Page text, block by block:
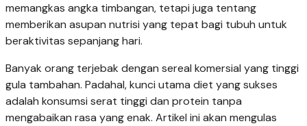
memangkas angka timbangan, tetapi juga tentang
memberikan asupan nutrisi yang tepat bagi tubuh untuk
beraktivitas sepanjang hari.
Banyak orang terjebak dengan sereal komersial yang tinggi
gula tambahan. Padahal, kunci utama diet yang sukses
adalah konsumsi serat tinggi dan protein tanpa
mengabaikan rasa yang enak. Artikel ini akan mengulas